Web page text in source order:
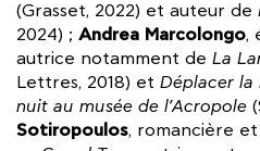
(Grasset, 2022) et auteur de
2024) ; Andrea Marcolongo,
autrice notamment de La
Lettres, 2018) et Déplacer la
nuit au musée de l’Acropole
Sotiropoulos, romancière